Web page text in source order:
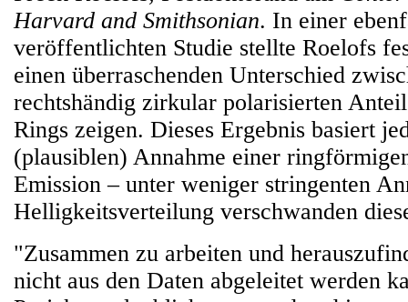
Harvard and Smithsonian. In einer
veröffentlichten Studie stellte Roelofs
einen überraschenden Unterschied
rechtshändig zirkular polarisierten
Rings zeigen. Dieses Ergebnis basiert
(plausiblen) Annahme einer
Emission – unter weniger stringenten
Helligkeitsverteilung verschwanden
"Zusammen zu arbeiten und
nicht aus den Daten abgeleitet werden